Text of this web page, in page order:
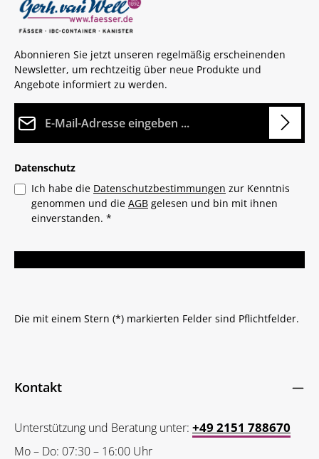
Abonnieren Sie jetzt unseren regelmäßig erscheinenden
Newsletter, um rechtzeitig über neue Produkte und
Angebote informiert zu werden.
Datenschutz
Ich habe die Datenschutzbestimmungen zur Kenntnis
genommen und die AGB gelesen und bin mit ihnen
einverstanden. *
Die mit einem Stern (*) markierten Felder sind Pflichtfelder.
Kontakt
Unterstützung und Beratung unter: +49 2151 788670
Mo – Do: 07:30 – 16:00 Uhr